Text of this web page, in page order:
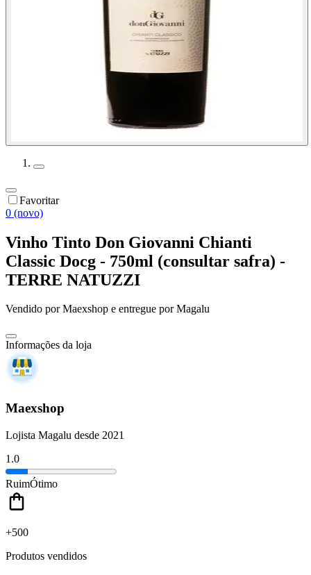
Favoritar
0 (novo)
Vinho Tinto Don Giovanni Chianti
Classic Docg - 750ml (consultar safra) -
TERRE NATUZZI
Vendido porMaexshop e entregue por Magalu
Informações da loja
Maexshop
Lojista Magalu desde 2021
1.0
RuimÓtimo
+500
Produtos vendidos